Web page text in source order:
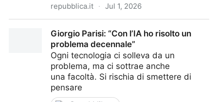
repubblica.it · Jul 1, 2026
decennale”Giorgio Parisi: “Con l’IA ho risolto un
problema decennale”
Ogni tecnologia ci solleva da un
problema, ma ci sottrae anche
una facoltà. Si rischia di smettere di
pensare